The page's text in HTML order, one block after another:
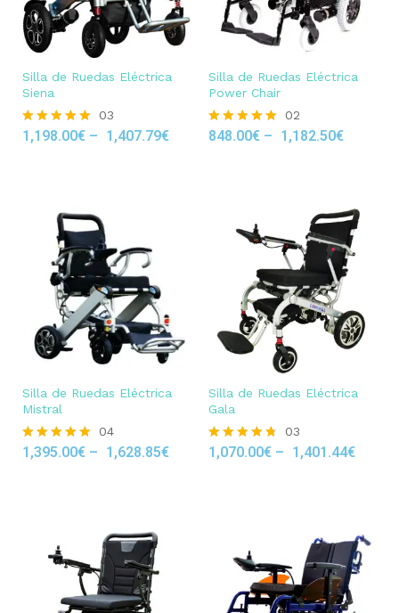
Silla de Ruedas Eléctrica
Siena
Rated
03
1,198.00€ – 1,407.79€
Silla de Ruedas Eléctrica
Power Chair
Rated
02
848.00€ – 1,182.50€
Silla de Ruedas Eléctrica
Mistral
Rated
04
1,395.00€ – 1,628.85€
Silla de Ruedas Eléctrica
Gala
Rated
03
1,070.00€ – 1,401.44€